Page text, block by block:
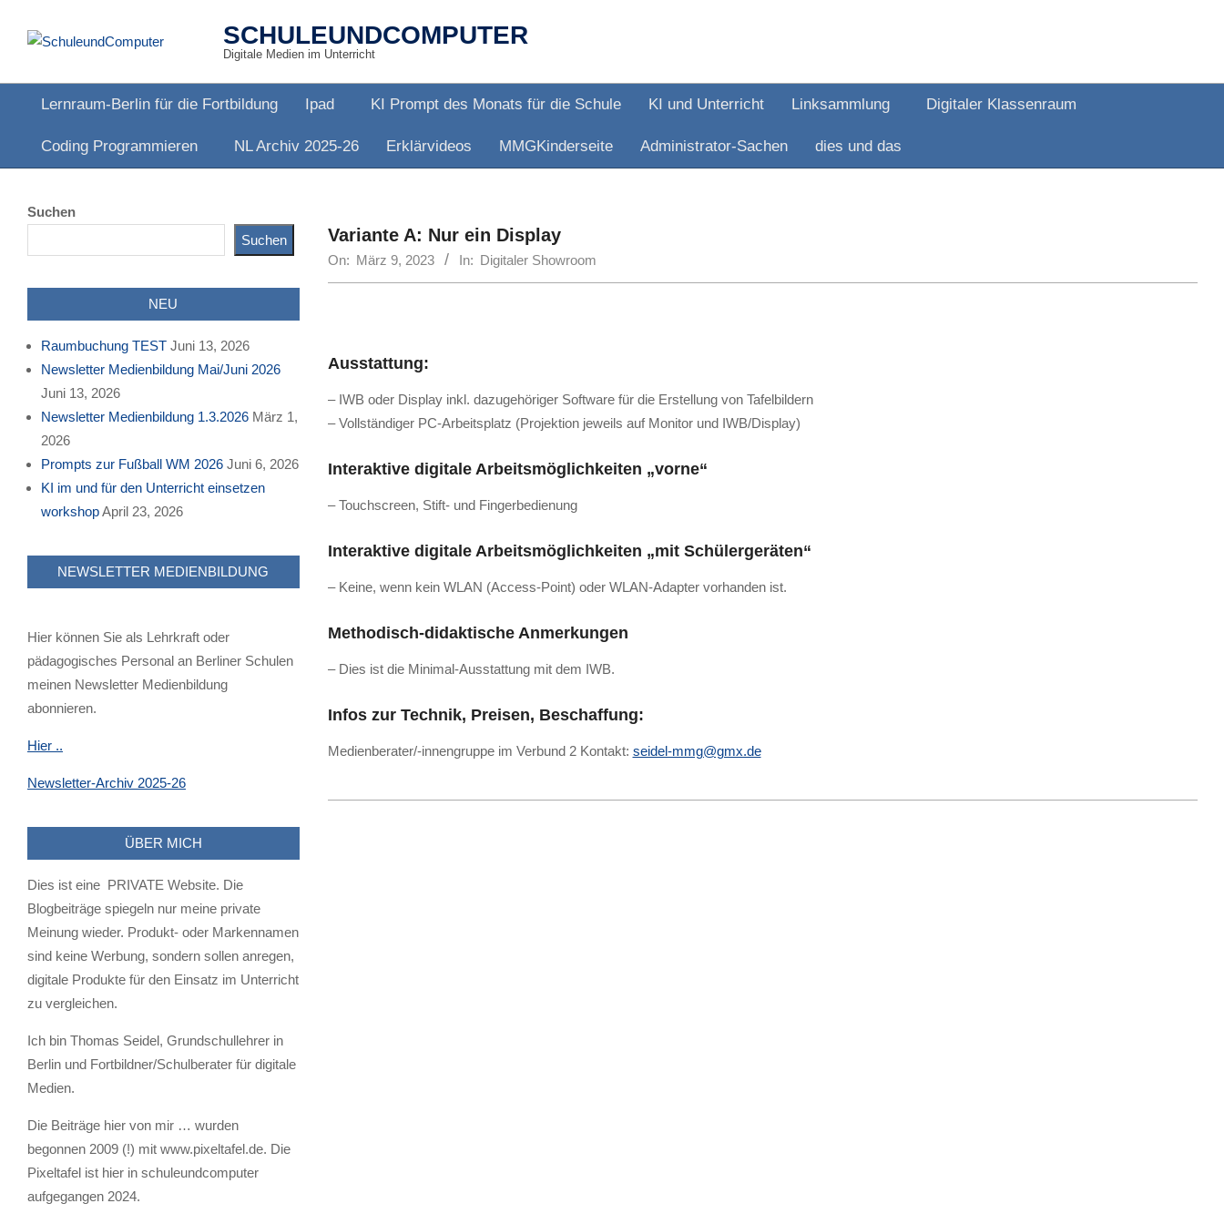
SCHULEUNDCOMPUTER
Digitale Medien im Unterricht
Navigation
Lernraum-Berlin für die Fortbildung Ipad KI Prompt des Monats für die Schule KI und Unterricht Linksammlung Digitaler Klassenraum
Coding Programmieren NL Archiv 2025-26 Erklärvideos MMGKinderseite Administrator-Sachen dies und das
Variante A: Nur ein Display
On: März 9, 2023 In: Digitaler Showroom
Ausstattung:
– IWB oder Display inkl. dazugehöriger Software für die Erstellung von Tafelbildern
– Vollständiger PC-Arbeitsplatz (Projektion jeweils auf Monitor und IWB/Display)
Interaktive digitale Arbeitsmöglichkeiten „vorne“
– Touchscreen, Stift- und Fingerbedienung
Interaktive digitale Arbeitsmöglichkeiten „mit Schülergeräten“
– Keine, wenn kein WLAN (Access-Point) oder WLAN-Adapter vorhanden ist.
Methodisch-didaktische Anmerkungen
– Dies ist die Minimal-Ausstattung mit dem IWB.
Infos zur Technik, Preisen, Beschaffung:
Medienberater/-innengruppe im Verbund 2 Kontakt: seidel-mmg@gmx.de
Suchen
Suchen
NEU
Raumbuchung TEST Juni 13, 2026
Newsletter Medienbildung Mai/Juni 2026
Juni 13, 2026
Newsletter Medienbildung 1.3.2026 März 1,
2026
Prompts zur Fußball WM 2026 Juni 6, 2026
KI im und für den Unterricht einsetzen
workshopApril 23, 2026
NEWSLETTER MEDIENBILDUNG
Hier können Sie als Lehrkraft oder
pädagogisches Personal an Berliner Schulen
meinen Newsletter Medienbildung
abonnieren.
Hier ..
Newsletter-Archiv 2025-26
ÜBER MICH
Dies ist eine PRIVATE Website. Die
Blogbeiträge spiegeln nur meine private
Meinung wieder. Produkt- oder Markennamen
sind keine Werbung, sondern sollen anregen,
digitale Produkte für den Einsatz im Unterricht
zu vergleichen.
Ich bin Thomas Seidel, Grundschullehrer in
Berlin und Fortbildner/Schulberater für digitale
Medien.
Die Beiträge hier von mir … wurden
begonnen 2009 (!) mit www.pixeltafel.de. Die
Pixeltafel ist hier in schuleundcomputer
aufgegangen 2024.